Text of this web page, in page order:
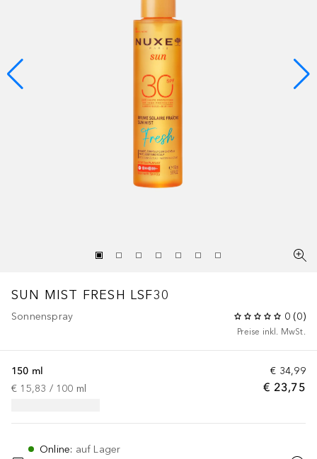
SUN MIST FRESH LSF30
Sonnenspray 0 (0)
Preise inkl. MwSt.
€ 34,99
€ 23,75
150 ml
€ 15,83 / 100 ml
Online: auf Lager